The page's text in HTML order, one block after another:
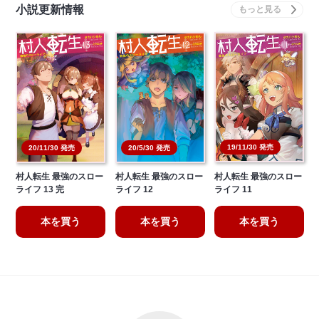
小説更新情報
20/11/30 発売
村人転生 最強のスロー
ライフ 13 完
本を買う
20/5/30 発売
村人転生 最強のスロー
ライフ 12
本を買う
19/11/30 発売
村人転生 最強のスロー
ライフ 11
本を買う